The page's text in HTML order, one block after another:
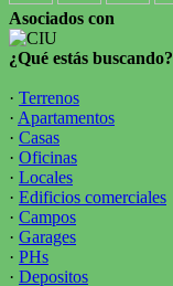
Asociados con
¿Qué estás buscando?
· Terrenos
· Apartamentos
· Casas
· Oficinas
· Locales
· Edificios comerciales
· Campos
· Garages
· PHs
· Depositos